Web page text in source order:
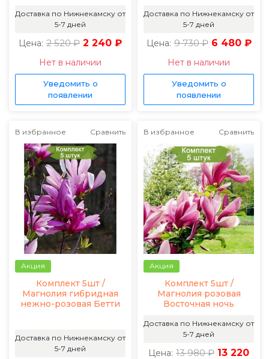
Доставка по Нижнекамску от
5-7 дней
Цена: 2 520 ₽ 2 240 ₽
Нет в наличии
Уведомить о
появлении
Доставка по Нижнекамску от
5-7 дней
Цена: 9 730 ₽ 6 480 ₽
Нет в наличии
Уведомить о
появлении
В избранное Сравнить
Акция
Комплект 5шт /
Магнолия гибридная
нежно-розовая Бетти
Доставка по Нижнекамску от
5-7 дней
В избранное Сравнить
Акция
Комплект 5шт /
Магнолия розовая
Восточная ночь
Доставка по Нижнекамску от
5-7 дней
Цена: 13 980 ₽ 13 220